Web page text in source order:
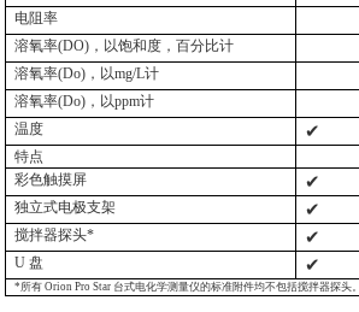
电阻率
溶氧率(DO)，以饱和度， 百分比计
溶氧率(Do)，以mg/L计
溶氧率(Do)，以ppm计
温度 ✔
特点
彩色触摸屏
✔
独立式电极支架 ✔
搅拌器探头* ✔
U 盘 ✔
* 所有Orion Pro Star 台式电化学测量仪的标准附件均不包括搅拌器探